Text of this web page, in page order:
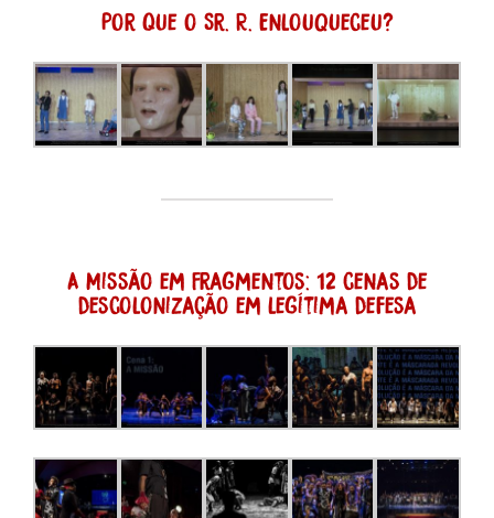
Por Que o Sr. R. Enlouqueceu?
A Missão em Fragmentos: 12 cenas de
descolonização em legítima defesa